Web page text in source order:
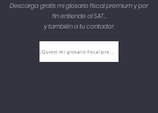
Descarga gratis mi glosario fiscal premium y por
fin entiende al SAT…
y también a tu contador.